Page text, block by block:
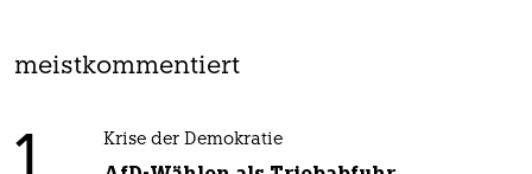
meistkommentiert
Krise der Demokratie